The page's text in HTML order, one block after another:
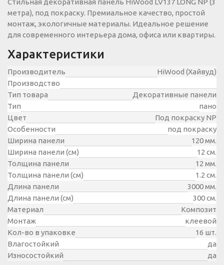
Стильная декоративная панель HiWood LV137 LONG NP (3
метра), под покраску. Премиальное качество, простой
монтаж, экологичные материалы. Идеальное решение
для современного интерьера дома, офиса или квартиры.
Характеристики
Производитель
HiWood (Хайвуд)
Производство
Тип товара
Декоративные панели
Тип
пано
Цвет
Под покраску NP
Особенности
под покраску
Ширина панели
120 мм.
Ширина панели (см)
12 см.
Толщина панели
12 мм.
Толщина панели (см)
1.2 см.
Длина панели
3000 мм.
Длина панели (см)
300 см.
Материал
Композит
Монтаж
клеевой
Кол-во в упаковке
16 шт.
Влагостойкий
да
Износостойкий
да